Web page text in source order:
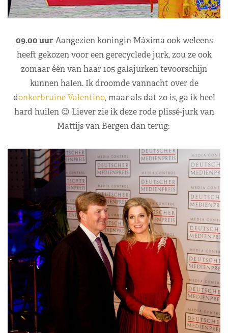
09.00 uurAangezien koningin Máxima ook weleens
heeft gekozen voor een gerecyclede jurk, zou ze ook
zomaar één van haar 105 galajurken tevoorschijn
kunnen halen. Ik droomde vannacht over de
donkerbruine Valentino, maar als dat zo is, ga ik heel
hard huilen 😉 Liever zie ik deze rode plissé-jurk van
Mattijs van Bergen dan terug: